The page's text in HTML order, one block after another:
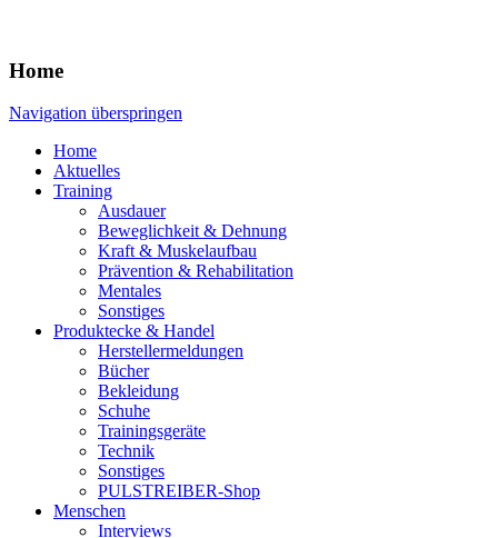
Home
Navigation überspringen
Home
Aktuelles
Training
Ausdauer
Beweglichkeit & Dehnung
Kraft & Muskelaufbau
Prävention & Rehabilitation
Mentales
Sonstiges
Produktecke & Handel
Herstellermeldungen
Bücher
Bekleidung
Schuhe
Trainingsgeräte
Technik
Sonstiges
PULSTREIBER-Shop
Menschen
Interviews